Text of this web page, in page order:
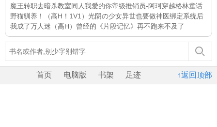
魔王转职去暗杀教室同人我爱的你帝级推销员-阿珂穿越格林童话
野猫驯养！（高H！1V1） 光阴の少女异世也要做神医绑定系统后
我成了万人迷（高H） 曾经的《片段记忆》 再不跑来不及了
↑返回顶部
首页 电脑版 书架 足迹